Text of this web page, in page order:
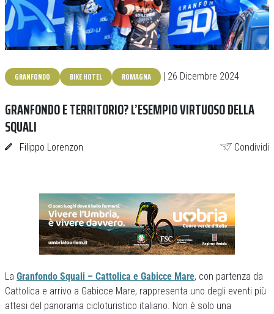
GRANFONDO BIKE HOTEL ROMAGNA | 26 Dicembre 2024
GRANFONDO E TERRITORIO? L’ESEMPIO VIRTUOSO DELLA
SQUALI
Filippo Lorenzon Condividi
La Granfondo Squali – Cattolica e Gabicce Mare, con partenza da
Cattolica e arrivo a Gabicce Mare, rappresenta uno degli eventi più
attesi del panorama cicloturistico italiano. Non è solo una